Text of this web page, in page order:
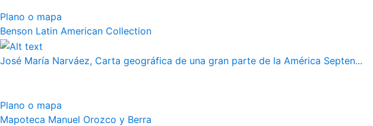
Plano o mapa
Benson Latin American Collection
José María Narváez, Carta geográfica de una gran parte de la América Septen...
Plano o mapa
Mapoteca Manuel Orozco y Berra